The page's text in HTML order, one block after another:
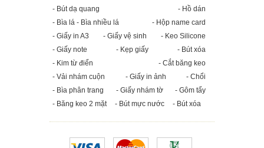
- Bút dạ quang
- Hồ dán
- Bìa lá - Bìa nhiều lá
- Hộp name card
- Giấy in A3
- Giấy vệ sinh
- Keo Silicone
- Giấy note
- Kẹp giấy
- Bút xóa
- Kim từ điển
- Cắt băng keo
- Vải nhám cuộn
- Giấy in ảnh
- Chổi
- Bìa phân trang
- Giấy nhám tờ
- Gôm tẩy
- Băng keo 2 mặt
- Bút mực nước - Bút xóa